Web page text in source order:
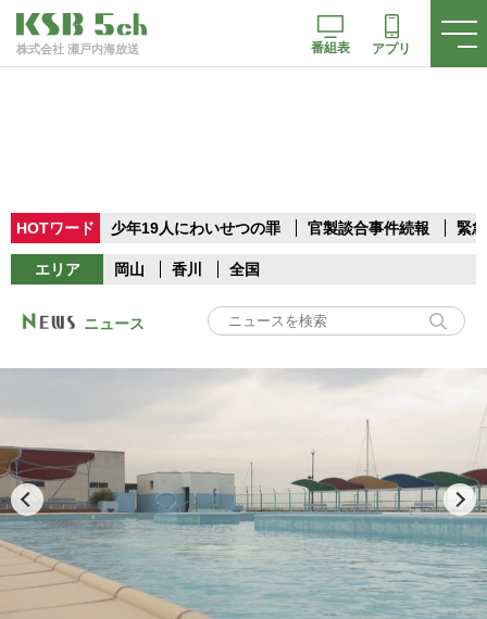
株式会社 瀬戸内海放送 番組表 アプリ
HOTワード 少年19人にわいせつの罪 官製談合事件続報 緊
エリア 岡山 香川 全国
ニュース
Play